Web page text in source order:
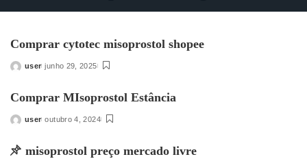
Comprar cytotec misoprostol shopee
Posted
user junho 29, 2025
Comprar MIsoprostol Estância
Posted
user outubro 4, 2024
misoprostol preço mercado livre